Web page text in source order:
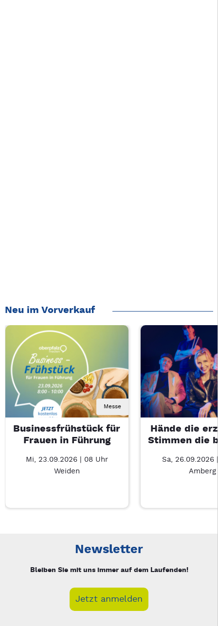
Neu im Vorverkauf
Messe
Businessfrühstück für
Frauen in Führung
Mi, 23.09.2026 | 08 Uhr
Weiden
Hände die
Stimmen die
Sa, 26.09.2026
Amberg
Newsletter
Bleiben Sie mit uns immer auf dem Laufenden!
Jetzt anmelden